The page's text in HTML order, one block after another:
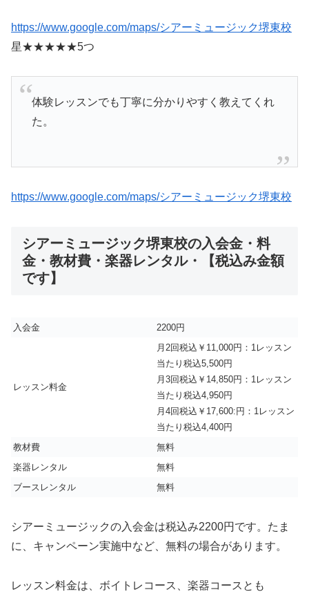
https://www.google.com/maps/シアーミュージック堺東校
星★★★★★5つ
体験レッスンでも丁寧に分かりやすく教えてくれ
た。
https://www.google.com/maps/シアーミュージック堺東校
シアーミュージック堺東校の入会金・料
金・教材費・楽器レンタル・【税込み金額
です】
入会金 2200円
レッスン料金
月2回税込￥11,000円：1レッスン
当たり税込5,500円
月3回税込￥14,850円：1レッスン
当たり税込4,950円
月4回税込￥17,600:円：1レッスン
当たり税込4,400円
教材費
無料
楽器レンタル
無料
ブースレンタル
無料
シアーミュージックの入会金は税込み2200円です。たま
に、キャンペーン実施中など、無料の場合があります。
レッスン料金は、ボイトレコース、楽器コースとも